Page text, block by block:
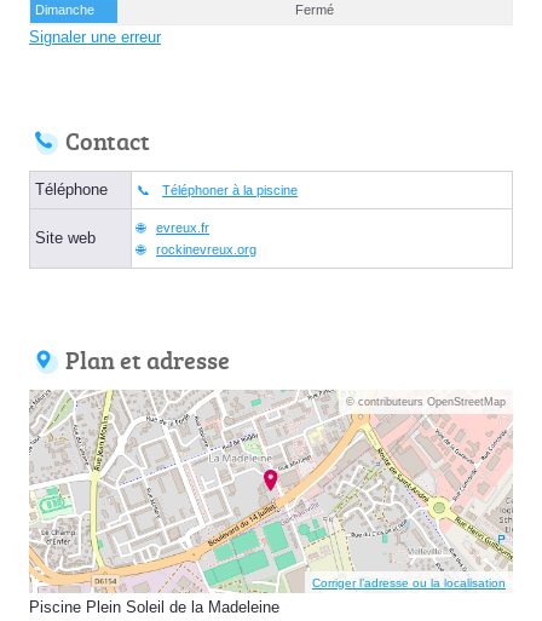
Dimanche
Fermé
Signaler une erreur
Contact
Téléphone Téléphoner à la piscine
Site web
evreux.fr
rockinevreux.org
Plan et adresse
© contributeurs OpenStreetMap
Corriger l’adresse ou la localisation
Piscine Plein Soleil de la Madeleine